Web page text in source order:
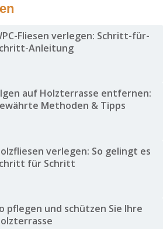
Fliesen verlegen: Schritt-für-
Anleitung
auf Holzterrasse entfernen:
Methoden & Tipps
verlegen: So gelingt es
für Schritt
pflegen und schützen Sie Ihre